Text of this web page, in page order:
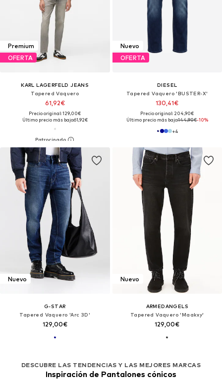
Premium
OFERTA
KARL LAGERFELD JEANS
Tapered Vaquero
61,92€
Precio original: 129,00€
Último precio más bajo:61,92€
Nuevo
OFERTA
DIESEL
Tapered Vaquero 'BUSTER-X'
130,41€
Precio original: 204,90€
Último precio más bajo:144,90€-10%
+4
Nuevo
G-STAR
Tapered Vaquero 'Arc 3D'
129,00€
Nuevo
ARMEDANGELS
Tapered Vaquero 'Maakxy'
129,00€
DESCUBRE LAS TENDENCIAS Y LAS MEJORES MARCAS
Inspiración de Pantalones cónicos